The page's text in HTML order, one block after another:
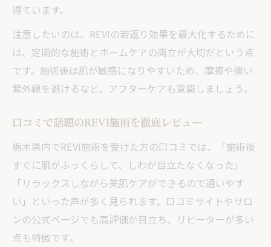
得ています。
注意したいのは、REVIの若返り効果を最大化するために
は、定期的な施術とホームケアの両立が大切だという点
です。施術後は肌が敏感になりやすいため、摩擦や強い
紫外線を避けるなど、アフターケアも意識しましょう。
口コミで話題のREVI施術を徹底レビュー
栃木県内でREVI施術を受けた方の口コミでは、「施術後
すぐに肌がふっくらして、しわが目立たなくなった」
「リラックスしながら美肌ケアができるので通いやす
い」といった声が多く見られます。口コミサイトやサロ
ンの公式ページでも高評価が目立ち、リピーターが多い
点も特徴です。